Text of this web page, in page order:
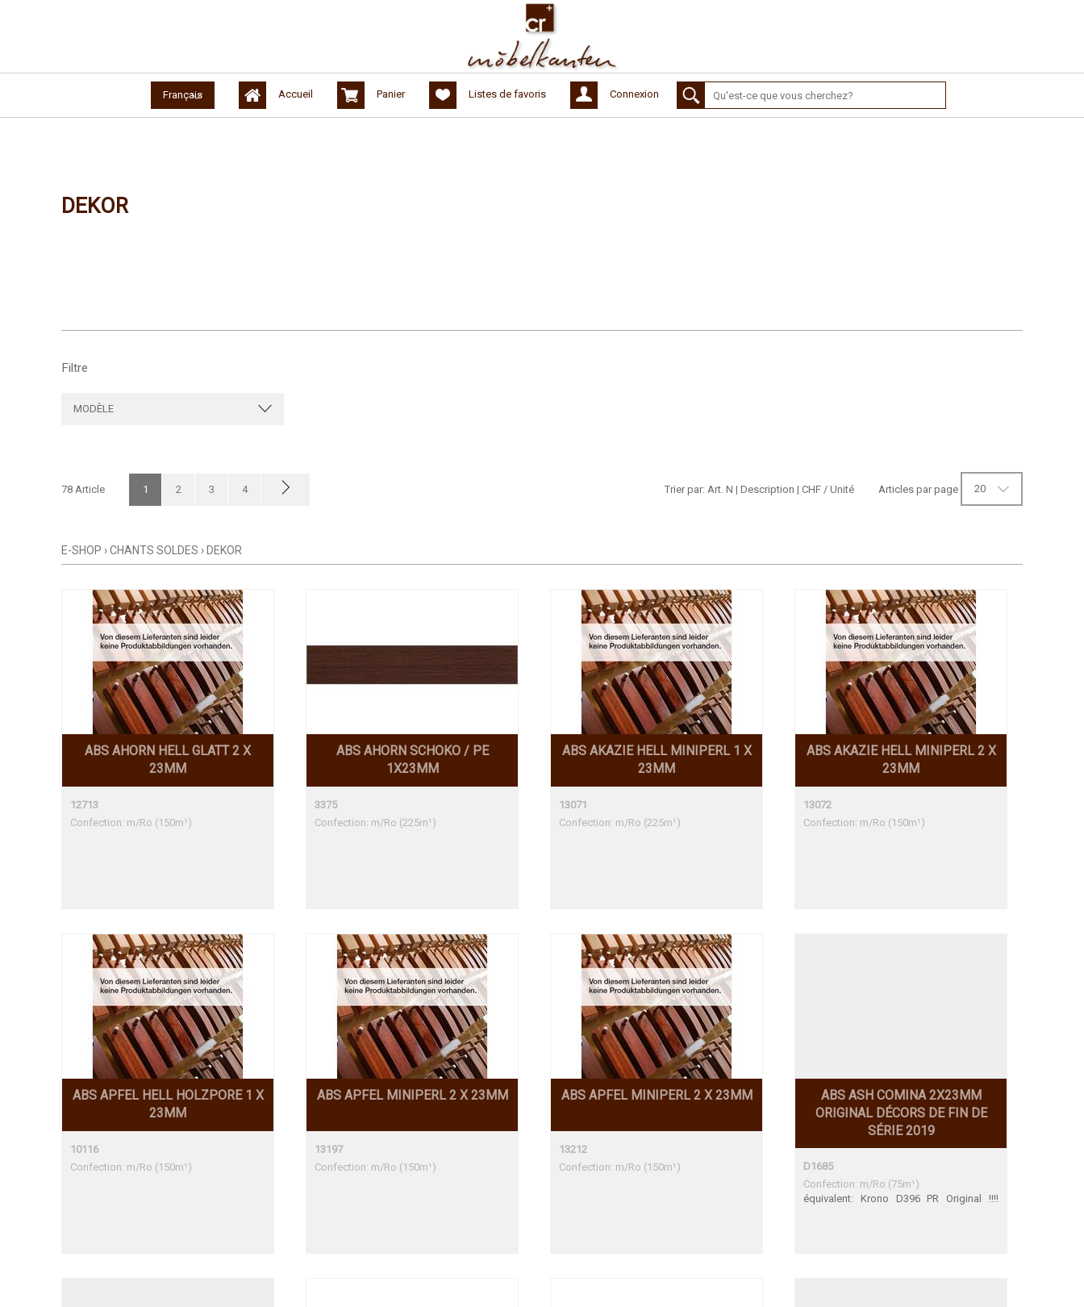
Français Accueil Panier Listes de favoris Connexion
DEKOR
Filtre
MODÈLE
Articles par page 20
Trier par: Art. N | Description | CHF / Unité
78 Article 1 2 3 4
E-SHOP ›CHANTS SOLDES › DEKOR
ABS AHORN HELL GLATT 2 X
23MM
12713
Confection: m/Ro (150m¹)
ABS AHORN SCHOKO / PE
1X23MM
3375
Confection: m/Ro (225m¹)
ABS AKAZIE HELL MINIPERL 1 X
23MM
13071
Confection: m/Ro (225m¹)
ABS AKAZIE HELL MINIPERL 2 X
23MM
13072
Confection: m/Ro (150m¹)
ABS APFEL HELL HOLZPORE 1 X
23MM
10116
Confection: m/Ro (150m¹)
ABS APFEL MINIPERL 2 X 23MM
13197
Confection: m/Ro (150m¹)
ABS APFEL MINIPERL 2 X 23MM
13212
Confection: m/Ro (150m¹)
ABS ASH COMINA 2X23MM
ORIGINAL DÉCORS DE FIN DE
SÉRIE 2019
D1685
Confection: m/Ro (75m¹)
équivalent: Krono D396 PR Original !!!!